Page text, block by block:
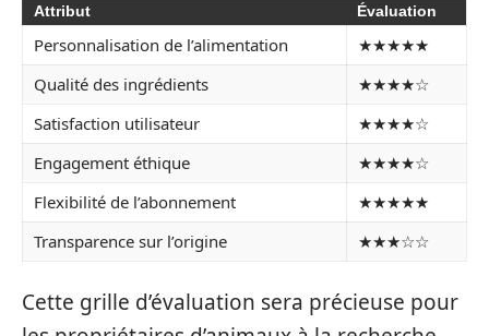
Attribut Évaluation
Personnalisation de l’alimentation
★★★★★
Qualité des ingrédients
★★★★☆
Satisfaction utilisateur
★★★★☆
Engagement éthique
★★★★☆
Flexibilité de l’abonnement
★★★★★
Transparence sur l’origine
★★★☆☆
Cette grille d’évaluation sera précieuse pour